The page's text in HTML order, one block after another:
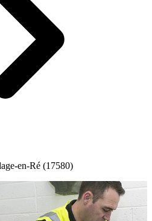
en-Ré (17580)